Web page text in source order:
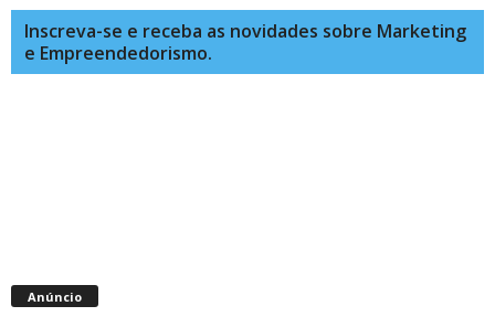
Inscreva-se e receba as novidades sobre Marketing
e Empreendedorismo.
Anúncio